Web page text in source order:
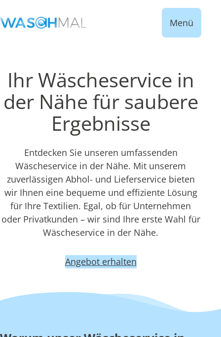
Menü
Ihr Wäscheservice in
der Nähe für saubere
Ergebnisse
Entdecken Sie unseren umfassenden
Wäscheservice in der Nähe. Mit unserem
zuverlässigen Abhol- und Lieferservice bieten
wir Ihnen eine bequeme und effiziente Lösung
für Ihre Textilien. Egal, ob für Unternehmen
oder Privatkunden – wir sind Ihre erste Wahl für
Wäscheservice in der Nähe.
Angebot erhalten